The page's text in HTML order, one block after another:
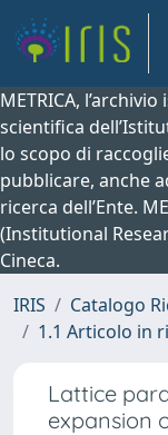
METRICA,
scientifica
lo scopo di
pubblicare, anche
ricerca dell’Ente.
(Institutional
Cineca.
IRIS
Catalogo
1.1 Articolo in
Lattice
expansion